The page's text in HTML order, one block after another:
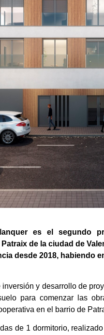
es el segundo
de la ciudad de
desde 2018, habiendo
inversión y desarrollo de
para comenzar las
en el barrio de
de 1 dormitorio,